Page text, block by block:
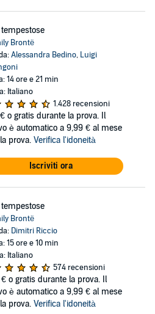
Brontë
Alessandra Bedino, Luigi
14 ore e 21 min
Italiano
1.428 recensioni
o gratis durante la prova. Il
è automatico a 9,99 € al mese
prova. Verifica l'idoneità
Iscriviti ora
Brontë
Dimitri Riccio
15 ore e 10 min
Italiano
574 recensioni
€ o gratis durante la prova. Il
è automatico a 9,99 € al mese
prova. Verifica l'idoneità